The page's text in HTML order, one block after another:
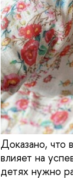
Доказано, что
влияет на
детях нужно